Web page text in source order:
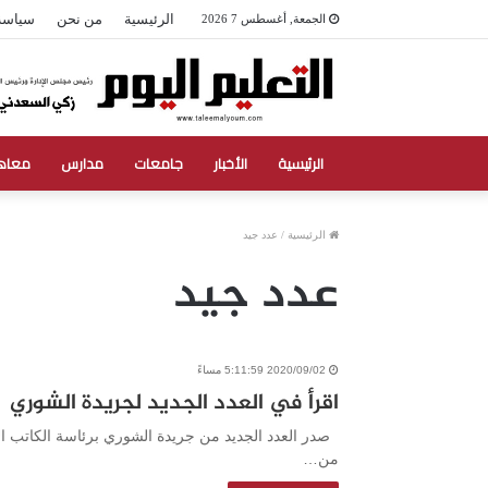
الجمعة, أغسطس 7 2026 الرئيسية من نحن
الرئيسية الأخبار جامعات مدارس
الرئيسية / عدد جيد
عدد جيد
2020/09/02 5:11:59 مساءً
اقرأ في العدد الجديد لجريدة الشوري
صدر العدد الجديد من جريدة الشوري برئاسة الكاتب
من…